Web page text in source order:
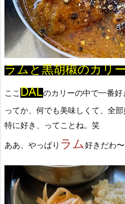
ラムと黒胡椒のカリ
ここDALのカリーの中で一番好
ってか、何でも美味しくて、全部
特に好き、ってことね。笑
ああ、やっぱり ラム好きだわ〜